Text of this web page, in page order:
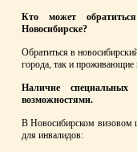
Кто может
Новосибирске?
Обратиться в
города, так и проживающие
Наличие
возможностями.
В Новосибирском визовом
для инвалидов: